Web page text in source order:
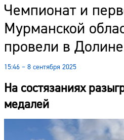
Чемпионат и
Мурманской
провели в
15:46 – 8 сентября 2025
На состязаниях
медалей
Наши гости
Фоторепортажи
Погода
Курсы валют